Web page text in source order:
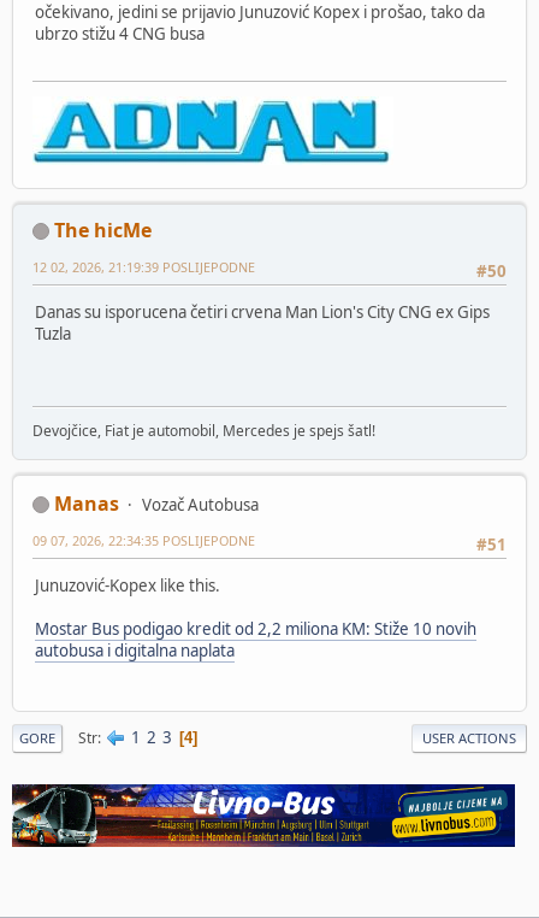
očekivano, jedini se prijavio Junuzović Kopex i prošao, tako da
ubrzo stižu 4 CNG busa
The hicMe
#50
12 02, 2026, 21:19:39 POSLIJEPODNE
Danas su isporucena četiri crvena Man Lion's City CNG ex Gips
Tuzla
Devojčice, Fiat je automobil, Mercedes je spejs šatl!
Manas
Vozač Autobusa
#51
09 07, 2026, 22:34:35 POSLIJEPODNE
Junuzović-Kopex like this.
Mostar Bus podigao kredit od 2,2 miliona KM: Stiže 10 novih
autobusa i digitalna naplata
GORE Str 1 2 3 4 USER ACTIONS